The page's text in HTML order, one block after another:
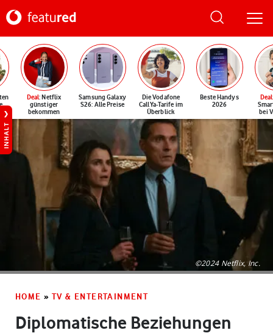
Deal: Netflix
günstiger
bekommen
Samsung Galaxy
S26: Alle Preise
Die Vodafone
CallYa-Tarife im
Überblick
Beste Handys
2026
Deal
bei
INHALT
©2024 Netflix, Inc.
HOME » TV & ENTERTAINMENT
Diplomatische Beziehungen